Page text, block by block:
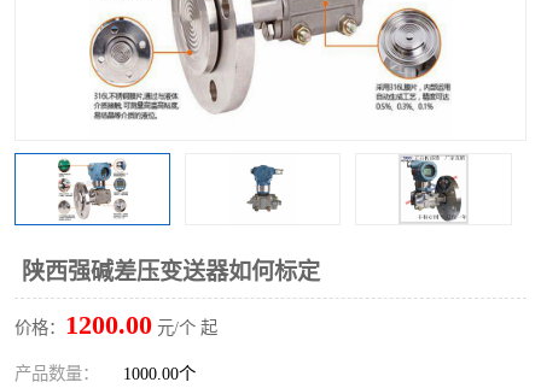
陕西强碱差压变送器如何标定
价格： 1200.00 元/个 起
产品数量： 1000.00个